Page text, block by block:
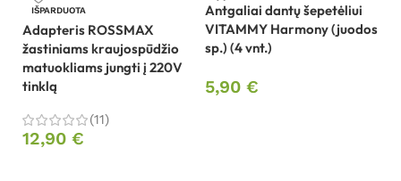
IŠPARDUOTA
Adapteris ROSSMAX
žastiniams kraujospūdžio
matuokliams jungti į 220V
tinklą
(11)
12,90 €
Antgaliai dantų šepetėliui
VITAMMY Harmony (juodos
sp.) (4 vnt.)
5,90 €